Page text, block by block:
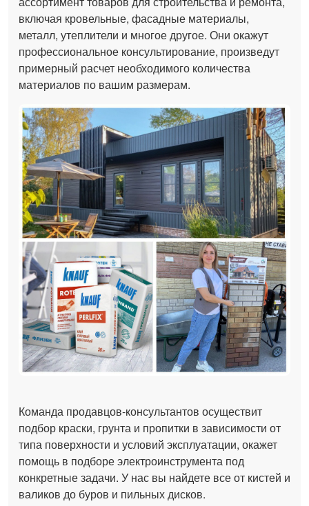
включая кровельные, фасадные материалы,
металл, утеплители и многое другое. Они окажут
профессиональное консультирование, произведут
примерный расчет необходимого количества
материалов по вашим размерам.
Команда продавцов-консультантов осуществит
подбор краски, грунта и пропитки в зависимости от
типа поверхности и условий эксплуатации, окажет
помощь в подборе электроинструмента под
конкретные задачи. У нас вы найдете все от кистей и
валиков до буров и пильных дисков.